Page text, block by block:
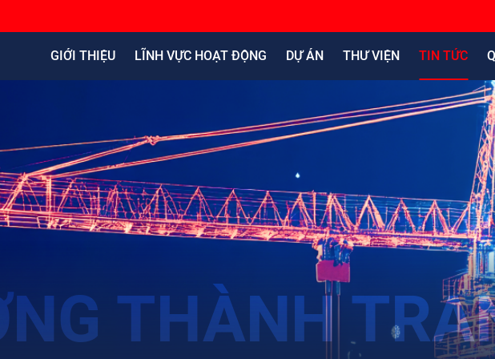
GIỚI THIỆU LĨNH VỰC HOẠT ĐỘNG DỰ ÁN THƯ VIỆN TIN TỨC